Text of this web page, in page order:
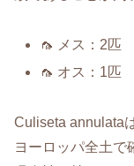
🦟 メス：2匹
🦟 オス：1匹
Culiseta annulata
ヨーロッパ全土で